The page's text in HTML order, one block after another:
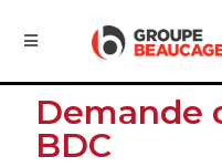
Demande
BDC